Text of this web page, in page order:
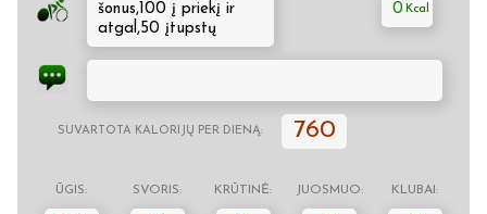
šonus,100 į priekį ir
atgal,50 įtupstų
0
SUVARTOTA KALORIJŲ PER DIENĄ: 760
ŪGIS: SVORIS: KRŪTINĖ: JUOSMUO: KLUBAI: